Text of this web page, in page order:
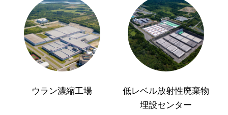
ウラン濃縮工場
低レベル放射性廃棄物
埋設センター